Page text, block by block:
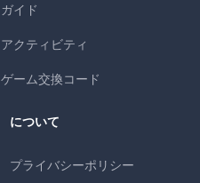
ガイド
アクティビティ
ゲーム交換コード
について
プライバシーポリシー